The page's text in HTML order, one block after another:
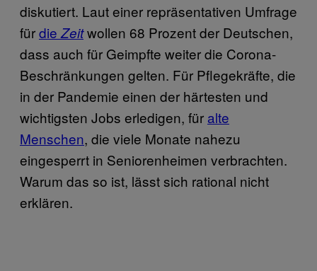
diskutiert. Laut einer repräsentativen Umfrage
fürdie Zeitwollen 68 Prozent der Deutschen,
dass auch für Geimpfte weiter die Corona-
Beschränkungen gelten. Für Pflegekräfte, die
in der Pandemie einen der härtesten und
wichtigsten Jobs erledigen, für alte
Menschen, die viele Monate nahezu
eingesperrt in Seniorenheimen verbrachten.
Warum das so ist, lässt sich rational nicht
erklären.